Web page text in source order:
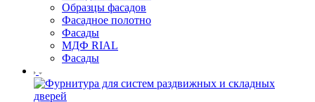
Образцы фасадов
Фасадное полотно
Фасады
МДФ RIAL
Фасады